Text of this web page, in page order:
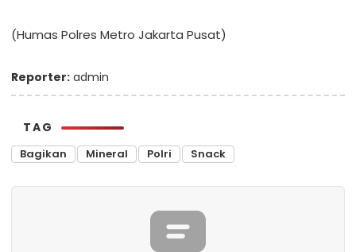
(Humas Polres Metro Jakarta Pusat)
Reporter: admin
TAG
Bagikan Mineral Polri Snack